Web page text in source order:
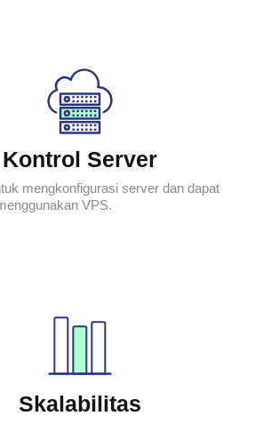
Kontrol Server
mengkonfigurasi server dan dapat
VPS.
Skalabilitas